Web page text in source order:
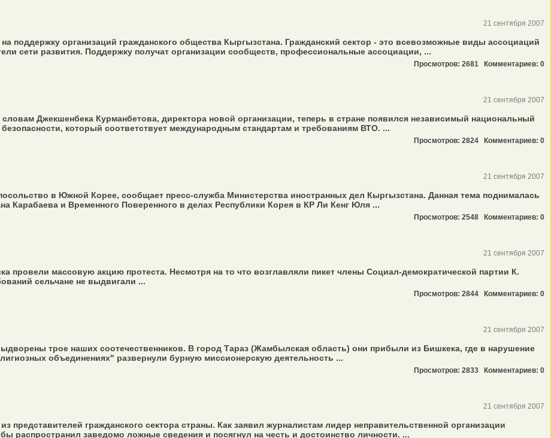
21 сентября 2007
поддержку организаций гражданского общества Кыргызстана. Гражданский сектор - это всевозможные виды ассоциаций
сети развития. Поддержку получат организации сообществ, профессиональные ассоциации, ...
Просмотров: 2681 Комментариев: 0
21 сентября 2007
Джекшенбека Курманбетова, директора новой организации, теперь в стране появился независимый национальный
который соответствует международным стандартам и требованиям ВТО. ...
Просмотров: 2824 Комментариев: 0
21 сентября 2007
в Южной Корее, сообщает пресс-служба Министерства иностранных дел Кыргызстана. Данная тема поднималась
Карабаева и Временного Поверенного в делах Республики Корея в КР Ли Кенг Юля ...
Просмотров: 2548 Комментариев: 0
21 сентября 2007
провели массовую акцию протеста. Несмотря на то что возглавляли пикет члены Социал-демократической партии К.
сельчане не выдвигали ...
Просмотров: 2844 Комментариев: 0
21 сентября 2007
трое наших соотечественников. В город Тараз (Жамбылская область) они прибыли из Бишкека, где в нарушение
объединениях" развернули бурную миссионерскую деятельность ...
Просмотров: 2833 Комментариев: 0
21 сентября 2007
представителей гражданского сектора страны. Как заявил журналистам лидер неправительственной организации
распространил заведомо ложные сведения и посягнул на честь и достоинство личности. ...